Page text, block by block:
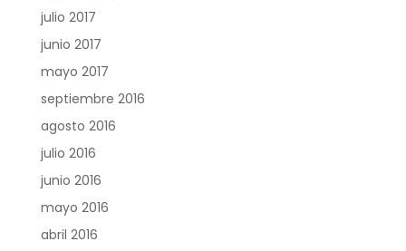
julio 2017
junio 2017
mayo 2017
septiembre 2016
agosto 2016
julio 2016
junio 2016
mayo 2016
abril 2016